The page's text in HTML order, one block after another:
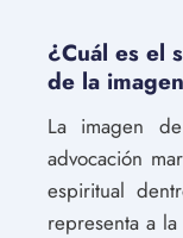
¿Cuál es el
de la
La imagen
advocación
espiritual
representa a